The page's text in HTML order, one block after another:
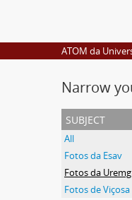
ATOM da
Narrow
subject
All
Fotos da Esav
Fotos da Uremg
Fotos de Viçosa